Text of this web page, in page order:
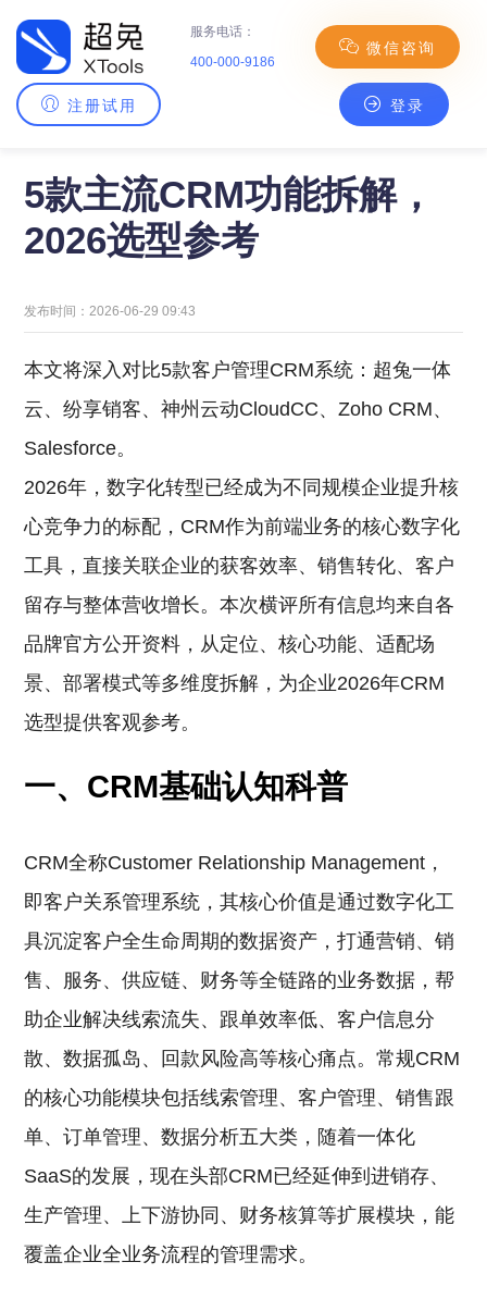
服务电话：
400-000-9186
微信咨询
注册试用 登录
主页>CRM百科> 5款主流CRM功能拆解，2026选型参考
5款主流CRM功能拆解，
2026选型参考
发布时间：2026-06-29 09:43
本文将深入对比5款客户管理CRM系统：超兔一体
云、纷享销客、神州云动CloudCC、Zoho CRM、
Salesforce。
2026年，数字化转型已经成为不同规模企业提升核
心竞争力的标配，CRM作为前端业务的核心数字化
工具，直接关联企业的获客效率、销售转化、客户
留存与整体营收增长。本次横评所有信息均来自各
品牌官方公开资料，从定位、核心功能、适配场
景、部署模式等多维度拆解，为企业2026年CRM
选型提供客观参考。
一、CRM基础认知科普
CRM全称Customer Relationship Management，
即客户关系管理系统，其核心价值是通过数字化工
具沉淀客户全生命周期的数据资产，打通营销、销
售、服务、供应链、财务等全链路的业务数据，帮
助企业解决线索流失、跟单效率低、客户信息分
散、数据孤岛、回款风险高等核心痛点。常规CRM
的核心功能模块包括线索管理、客户管理、销售跟
单、订单管理、数据分析五大类，随着一体化
SaaS的发展，现在头部CRM已经延伸到进销存、
生产管理、上下游协同、财务核算等扩展模块，能
覆盖企业全业务流程的管理需求。